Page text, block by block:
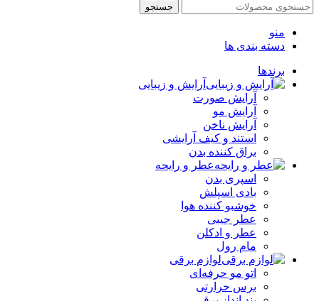
جستجو
منو
دسته بندی ها
برندها
آرایش و زیبایی
آرایش صورت
آرایش مو
آرایش ناخن
استند و کیف آرایشی
براق کننده بدن
عطر و رایحه
اسپری بدن
بادی اسپلش
خوشبو کننده هوا
عطر جیبی
عطر و ادکلن
مام رول
لوازم برقی
اتو مو حرفه‌ای
برس حرارتی